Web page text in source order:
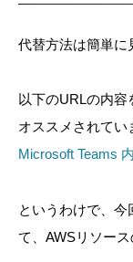
代替方法は簡単に
以下のURLの内
オススメされてい
Microsoft Teams
というわけで、今
て、AWSリソー